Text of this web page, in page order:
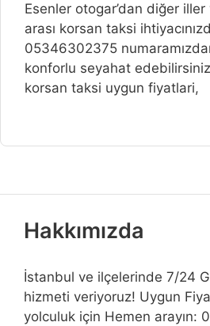
Esenler otogar’dan diğer
arası korsan taksi
05346302375
konforlu seyahat
korsan taksi uygun fiyatlari,
Hakkımızda
İstanbul ve ilçelerinde 7/24
hizmeti veriyoruz! Uygun
yolculuk için Hemen arayın: